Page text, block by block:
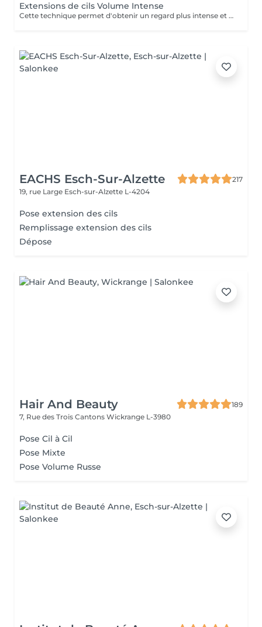
Extensions de cils Volume Intense
Cette technique permet d'obtenir un regard plus intense et dense grâce aux extensions de cils qui sont déposées sur les cils naturels en bouquets. Une dépose de cils devra être effectuée si votre dernière pose d'extensions de cils a été réalisée dans un institut extérieur. Sélectionnez la dépose de cils puis la pose d'extensions de cils de votre choix. Accessible à partir de 18 ans. A savoir pour la pose d'extensions de cils : chaque pose d'extensions de cils est différente, cela dépend du nombre de cils naturels et de la longueur de ceux-ci. La longueur et la courbure des extensions de cils peuvent varier selon la demande. Le remplissage devra être fait au bout de 2 ou 3 semaines selon la tenue des cils qui dépend du cycle naturel des cils ainsi que de leur santé. Une carte bancaire est requise pour ce service mais ne sera débitée qu'en cas de non-présentation sans préavis. Aucun frais ne sera appliqué si vous annulez votre rendez-vous par téléphone ou par vous-même en ligne.
EACHS Esch-Sur-Alzette
217
19, rue Large Esch-sur-Alzette L-4204
Pose extension des cils
Remplissage extension des cils
Dépose
Hair And Beauty
189
7, Rue des Trois Cantons Wickrange L-3980
Pose Cil à Cil
Pose Mixte
Pose Volume Russe